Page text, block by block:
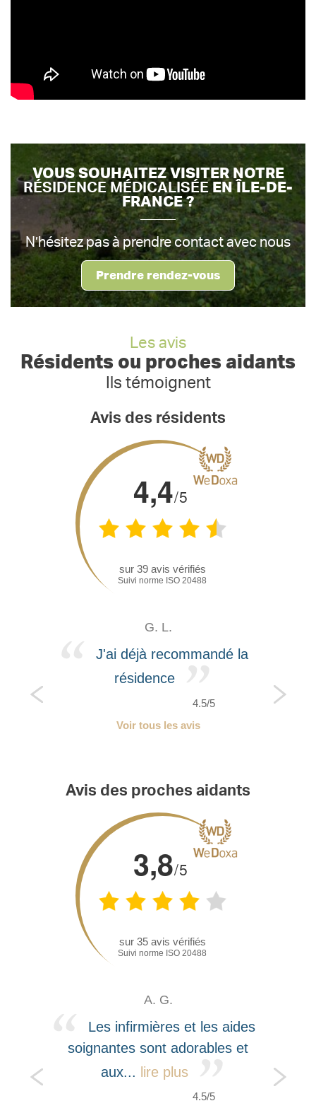
VOUS SOUHAITEZ VISITER NOTRE
RÉSIDENCE MÉDICALISÉE EN ÎLE-DE-
FRANCE ?
N’hésitez pas à prendre contact avec nous
Prendre rendez-vous
Les avis
Résidents ou proches aidants
Ils témoignent
Avis des résidents
4,4/5
sur 39 avis vérifiés
Suivi norme ISO 20488
G. L.
J'ai déjà recommandé la
résidence
4.5/5
Voir tous les avis
Avis des proches aidants
3,8/5
sur 35 avis vérifiés
Suivi norme ISO 20488
A. G.
Les infirmières et les aides
soignantes sont adorables et
aux... lire plus
4.5/5